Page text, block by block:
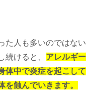
た人も多いのではない
続けると、 アレルギー
体中で炎症を起こして
を蝕んでいきます。